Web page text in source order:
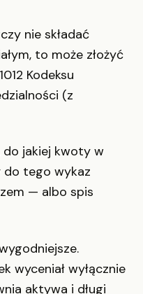
nie składać
to może złożyć
Kodeksu
(z
jakiej kwoty w
do tego wykaz
— albo spis
wyceniał wyłącznie
aktywa i długi